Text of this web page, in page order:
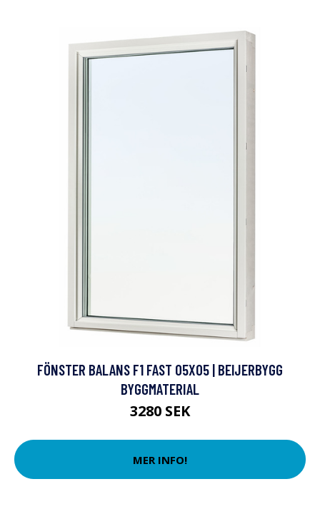
FÖNSTER BALANS F1 FAST 05X05 | BEIJERBYGG
BYGGMATERIAL
3280 SEK
MER INFO!